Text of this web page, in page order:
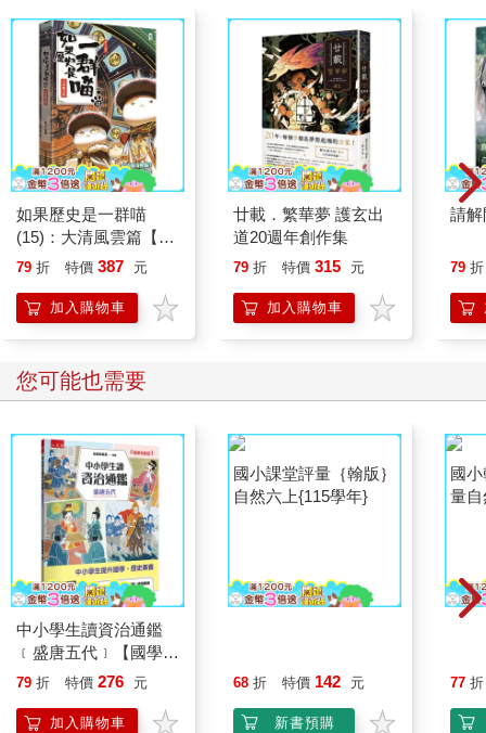
如果歷史是一群喵
(15)：大清風雲篇【萌
貓漫畫學歷史】
79 折 特價 387 元
加入購物車
廿載．繁華夢 護玄出
道20週年創作集
79 折 特價 315 元
加入購物車
請解
79 折
您可能也需要
中小學生讀資治通鑑
﹝盛唐五代﹞【國學特
訓班】
79 折 特價 276 元
加入購物車
國小課堂評量｛翰版｝
自然六上{115學年}
68 折 特價 142 元
新書預購
年｝
77 折